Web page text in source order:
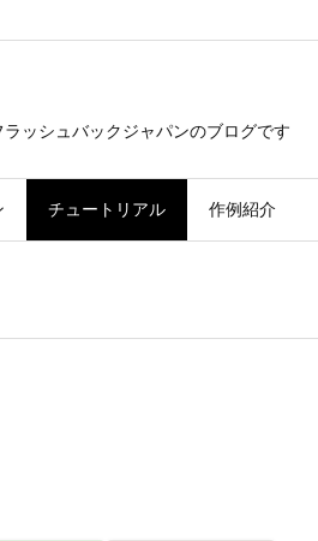
ッシュバックジャパンのブログです
チュートリアル 作例紹介